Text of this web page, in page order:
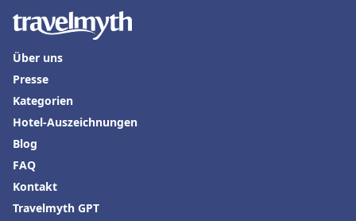
Hotels in Friedrichshafen
Über uns
Presse
Kategorien
Hotel-Auszeichnungen
Blog
FAQ
Kontakt
Travelmyth GPT